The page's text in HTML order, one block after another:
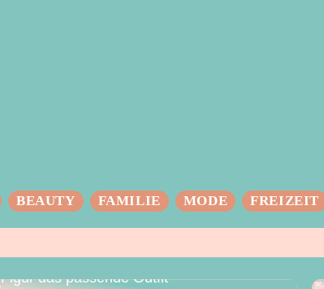
BEAUTY FAMILIE MODE FREIZEIT
Das perfekte Hochzeitskleid – für jede
Figur das passende Outfit